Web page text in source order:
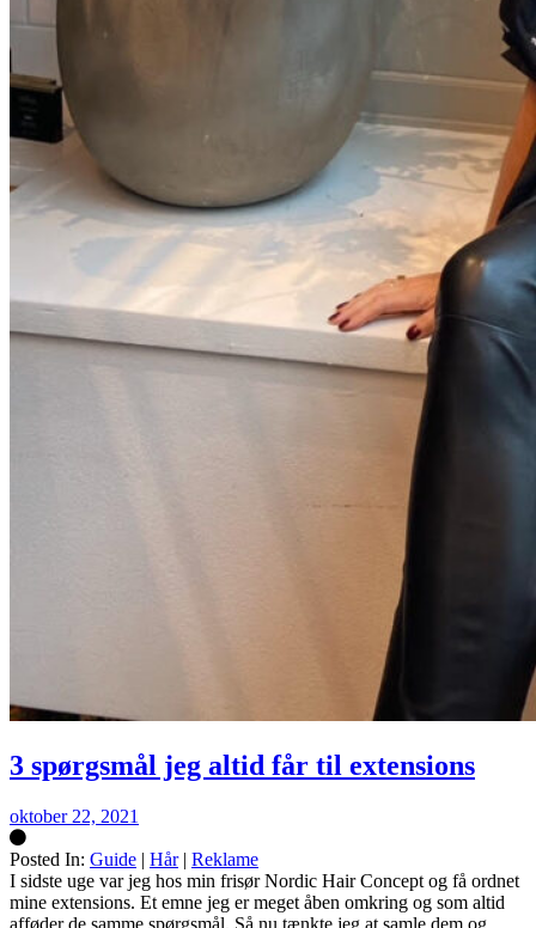
3 spørgsmål jeg altid får til extensions
oktober 22, 2021
Posted In: Guide | Hår| Reklame
Silke
I sidste uge var jeg hos min frisør Nordic Hair Concept og få ordnet
mine extensions. Et emne jeg er meget åben omkring og som altid
afføder de samme spørgsmål. Så nu tænkte jeg at samle dem og